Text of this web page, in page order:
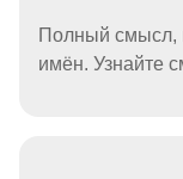
Полный смысл,
имён. Узнайте